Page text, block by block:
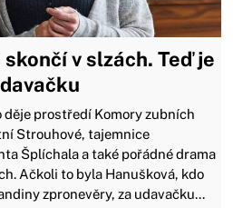
v slzách. Teď je
děje prostředí Komory zubních
Strouhové, tajemnice
Šplíchala a také pořádné drama
Ačkoli to byla Hanušková, kdo
zpronevěry, za udavačku...